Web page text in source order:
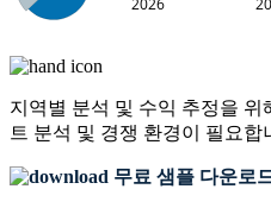
지역별 분석 및 수익 추정을 위
트 분석 및 경쟁 환경이 필요합
무료 샘플 다운로